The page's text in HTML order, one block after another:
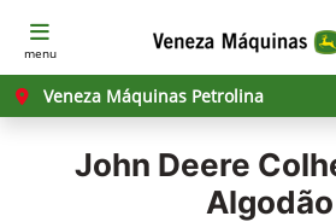
menu
Veneza Máquinas Petrolina
John Deere
Algodão